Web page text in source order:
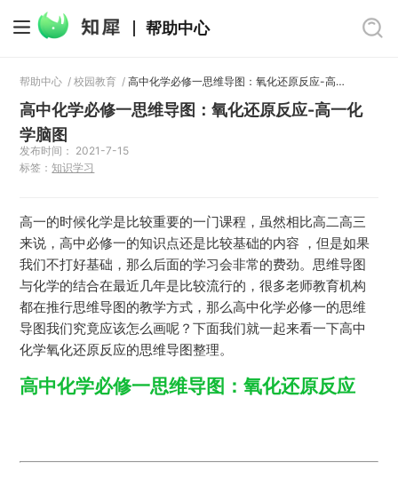
帮助中心
帮助中心 /校园教育 / 高中化学必修一思维导图：氧化还原反应-高一化学脑图
高中化学必修一思维导图：氧化还原反应-高一化
学脑图
发布时间： 2021-7-15
标签：知识学习
高一的时候化学是比较重要的一门课程，虽然相比高二高三
来说，高中必修一的知识点还是比较基础的内容 ，但是如果
我们不打好基础，那么后面的学习会非常的费劲。思维导图
与化学的结合在最近几年是比较流行的，很多老师教育机构
都在推行思维导图的教学方式，那么高中化学必修一的思维
导图我们究竟应该怎么画呢？下面我们就一起来看一下高中
化学氧化还原反应的思维导图整理。
高中化学必修一思维导图：氧化还原反应